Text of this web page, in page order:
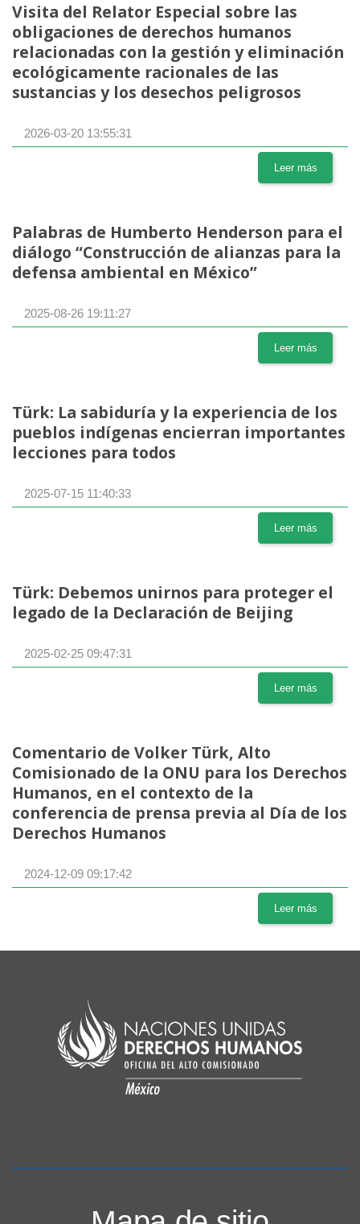
Visita del Relator Especial sobre las
obligaciones de derechos humanos
relacionadas con la gestión y eliminación
ecológicamente racionales de las
sustancias y los desechos peligrosos
2026-03-20 13:55:31
Leer más
Palabras de Humberto Henderson para el
diálogo “Construcción de alianzas para la
defensa ambiental en México”
2025-08-26 19:11:27
Leer más
Türk: La sabiduría y la experiencia de los
pueblos indígenas encierran importantes
lecciones para todos
2025-07-15 11:40:33
Leer más
Türk: Debemos unirnos para proteger el
legado de la Declaración de Beijing
2025-02-25 09:47:31
Leer más
Comentario de Volker Türk, Alto
Comisionado de la ONU para los Derechos
Humanos, en el contexto de la
conferencia de prensa previa al Día de los
Derechos Humanos
2024-12-09 09:17:42
Leer más